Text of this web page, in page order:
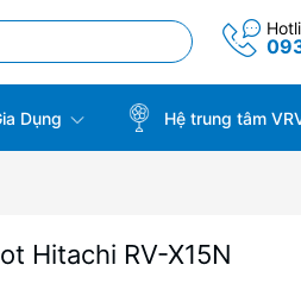
Dụng Hệ trung tâm
Hitachi RV-X15N